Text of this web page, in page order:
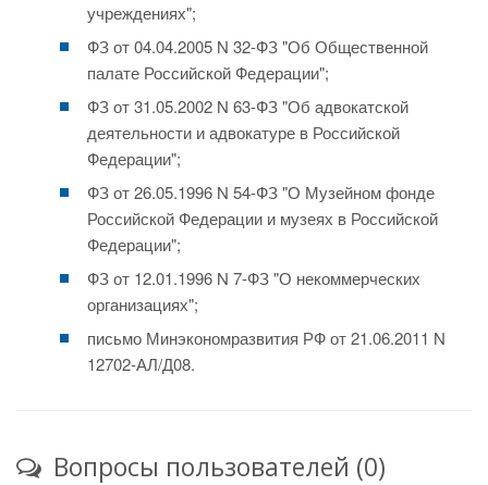
учреждениях";
ФЗ от 04.04.2005 N 32-ФЗ "Об Общественной
палате Российской Федерации";
ФЗ от 31.05.2002 N 63-ФЗ "Об адвокатской
деятельности и адвокатуре в Российской
Федерации";
ФЗ от 26.05.1996 N 54-ФЗ "О Музейном фонде
Российской Федерации и музеях в Российской
Федерации";
ФЗ от 12.01.1996 N 7-ФЗ "О некоммерческих
организациях";
письмо Минэкономразвития РФ от 21.06.2011 N
12702-АЛ/Д08.
Вопросы пользователей (0)